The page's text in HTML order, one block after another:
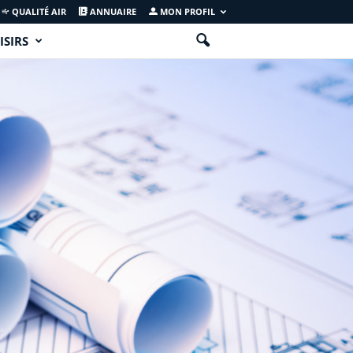
QUALITÉ AIR ANNUAIRE MON PROFIL